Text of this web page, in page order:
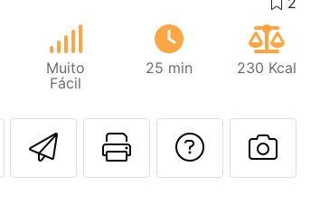
Muito
Fácil
25 min 230 Kcal
Enviar estaImprima esta
Falar
Fez